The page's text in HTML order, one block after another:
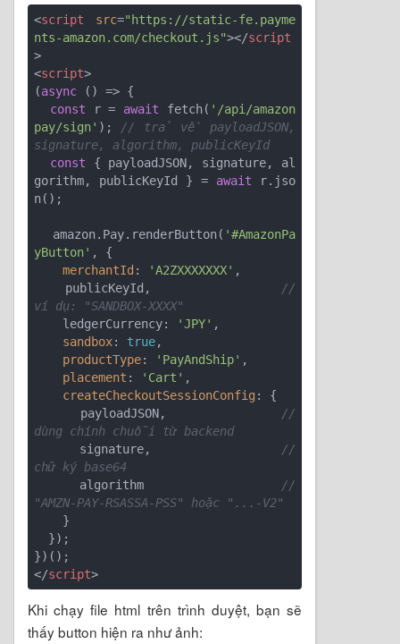
<script src="https://static-fe.payme
nts-amazon.com/checkout.js"></script
>
<script>
(async () => {
const r = await fetch( '/api/amazon
pay/sign' );
// trả về payloadJSON,
signature, algorithm, publicKeyId
const { payloadJSON, signature, al
gorithm, publicKeyId } = await r.jso
n();
  amazon.Pay.renderButton(
'#AmazonPa
yButton' , {
merchantId : 'A2ZXXXXXXX' ,
    publicKeyId,
//
ví dụ: "SANDBOX-XXXX"
    ledgerCurrency:
'JPY' ,
sandbox: true,
productType: 'PayAndShip' ,
placement : 'Cart' ,
createCheckoutSessionConfig : {
      payloadJSON,
//
dùng chính chuỗi từ backend
      signature,
//
chữ ký base64
      algorithm
//
"AMZN-PAY-RSASSA-PSS" hoặc "...-V2"
</script>
Khi chạy file html trên trình duyệt, bạn sẽ
thấy button hiện ra như ảnh: